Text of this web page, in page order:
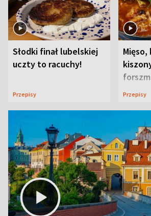
Słodki finał lubelskiej
uczty to racuchy!
Przepisy
Mięso,
uczta
Przepisy